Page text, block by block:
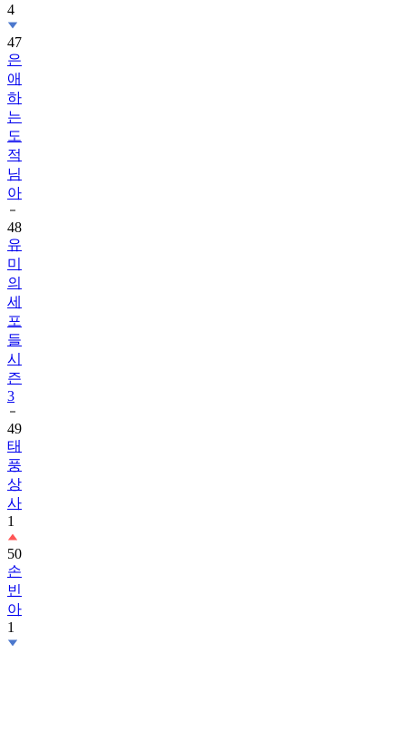
4
47
은
애
하
는
도
적
님
아
48
유
미
의
세
포
들
시
즌
3
49
태
풍
상
사
1
50
손
빈
아
1